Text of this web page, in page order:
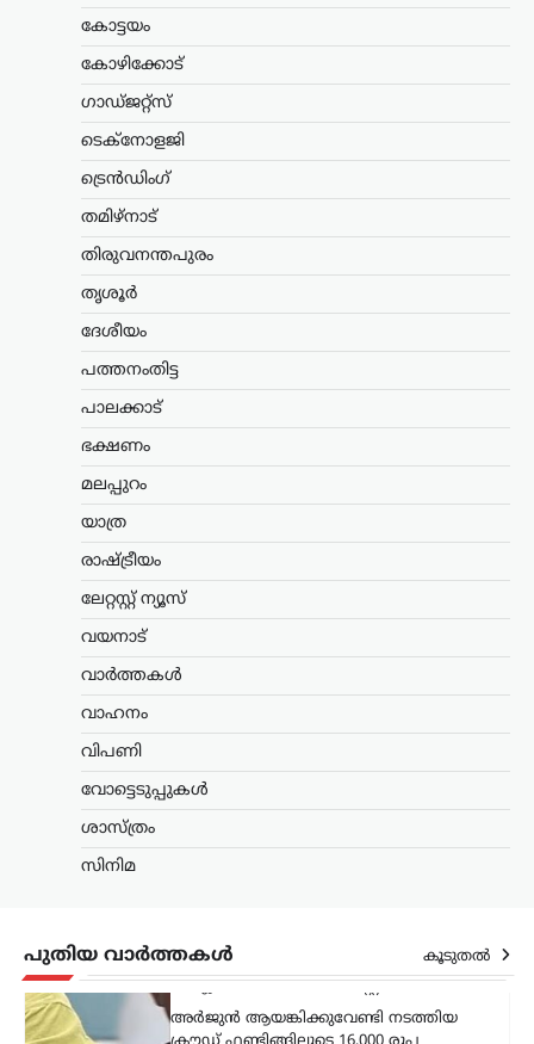
കോട്ടയം
കോഴിക്കോട്
ഗാഡ്ജറ്റ്സ്
ടെക്നോളജി
ട്രെൻഡിംഗ്
തമിഴ്നാട്
തിരുവനന്തപുരം
തൃശൂർ
ദേശീയം
പത്തനംതിട്ട
പാലക്കാട്
ഭക്ഷണം
മലപ്പുറം
യാത്ര
രാഷ്ട്രീയം
ലേറ്റസ്റ്റ് ന്യൂസ്
വയനാട്
വാർത്തകൾ
വാഹനം
വിപണി
വോട്ടെടുപ്പുകൾ
ശാസ്ത്രം
സിനിമ
പുതിയ വാർത്തകൾ കൂടുതൽ
ട്രെൻഡിംഗ്,ദേശീയം,രാഷ്ട്രീയം
മന്ത്രിസ്ഥാനം രാജിവെച്ചത്
സ്വന്തം തീരുമാനപ്രകാരം;
പദവികൾ എനിക്ക്
നിർബന്ധമല്ല: ധർമേന്ദ്ര
ഡൽഹിയിലെ വിദ്യാർത്ഥി സമരത്തെ
തുടർന്ന് കേന്ദ്ര വിദ്യാഭ്യാസമന്ത്രി സ്ഥാനം
ആഴ്ചകൾക്ക് ശേഷമാണ് അദ്ദേഹം
വിഷയത്തിൽ…
സി.ജെ.പി വിദ്യാർഥി സമര
റീലുകൾ
നടപടിയെന്ന് ആരോപണം
ന്യൂസ് ഡെസ്ക്
ഓഗസ്റ്റ്‌ 9, 2026
രാജി ആവശ്യപ്പെട്ട് സിജെപി സംഘടിപ്പിച്ച
സമരത്തിന്റെ ദൃശ്യങ്ങൾ ഇൻസ്റ്റഗ്രാം
ശക്തമാകുന്നു.…
സഹോദരൻ അജയ്
ന്യൂസ് ഡെസ്ക്
ഓഗസ്റ്റ്‌ 9, 2026
അർജുൻ ആയങ്കിക്കുവേണ്ടി നടത്തിയ